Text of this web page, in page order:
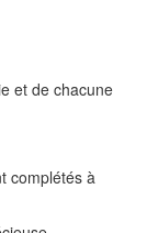
et de chacune
complétés à